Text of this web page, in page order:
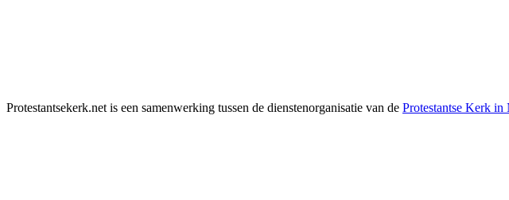
Protestantsekerk.net is een samenwerking tussen de dienstenorganisatie van de Protestantse Kerk in